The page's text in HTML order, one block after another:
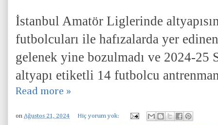
İstanbul Amatör Liglerinde
futbolcuları ile hafızalarda yer
gelenek yine bozulmadı ve 2024-25
altyapı etiketli 14 futbolcu
Read more »
on Ağustos 21, 2024 Hiç yorum yok: